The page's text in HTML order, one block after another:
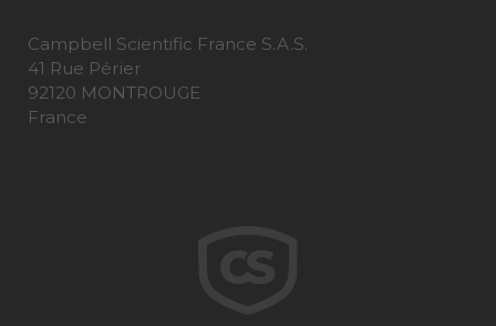
Campbell Scientific France S.A.S.
41 Rue Périer
92120 MONTROUGE
France